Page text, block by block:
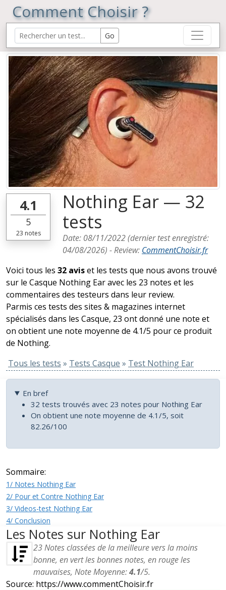
Comment Choisir ?
4.1
5
23 notes
Nothing Ear — 32
tests
Date: 08/11/2022(dernier test enregistré:
04/08/2026) -Review: CommentChoisir.fr
Voici tous les 32 aviset les tests que nous avons trouvé
sur le Casque Nothing Ear avec les 23 notes et les
commentaires des testeurs dans leur review.
Parmis ces tests des sites & magazines internet
spécialisés dans les Casque, 23 ont donné une note et
on obtient une note moyenne de 4.1/5 pour ce produit
de Nothing.
Tous les tests » Tests Casque » Test Nothing Ear
En bref
32 tests trouvés avec 23 notes pour Nothing Ear
On obtient une note moyenne de 4.1/5, soit
82.26/100
Sommaire:
1/ Notes Nothing Ear
2/ Pour et Contre Nothing Ear
3/ Videos-test Nothing Ear
4/ Conclusion
Les Notes sur Nothing Ear
23Notes classées de la meilleure vers la moins
bonne, en vert les bonnes notes, en rouge les
mauvaises, Note Moyenne:4.1/5.
Source: https://www.commentChoisir.fr